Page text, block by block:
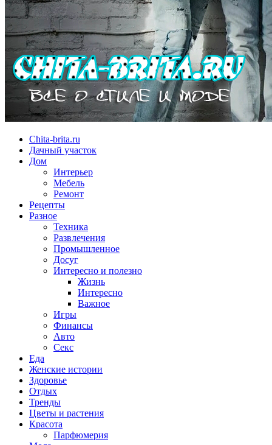
Chita-brita.ru
Дачный участок
Дом
Интерьер
Мебель
Ремонт
Рецепты
Разное
Техника
Развлечения
Промышленное
Досуг
Интересно и полезно
Жизнь
Интересно
Важное
Игры
Финансы
Авто
Секс
Еда
Женские истории
Здоровье
Отдых
Тренды
Цветы и растения
Красота
Парфюмерия